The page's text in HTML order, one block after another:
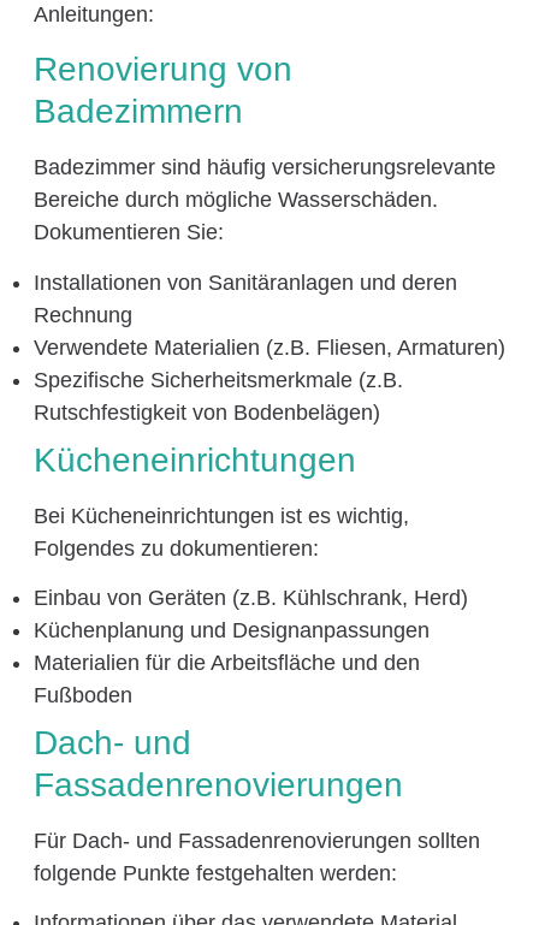
Anleitungen:
Renovierung von
Badezimmern
Badezimmer sind häufig versicherungsrelevante
Bereiche durch mögliche Wasserschäden.
Dokumentieren Sie:
Installationen von Sanitäranlagen und deren
Rechnung
Verwendete Materialien (z.B. Fliesen, Armaturen)
Spezifische Sicherheitsmerkmale (z.B.
Rutschfestigkeit von Bodenbelägen)
Kücheneinrichtungen
Bei Kücheneinrichtungen ist es wichtig,
Folgendes zu dokumentieren:
Einbau von Geräten (z.B. Kühlschrank, Herd)
Küchenplanung und Designanpassungen
Materialien für die Arbeitsfläche und den
Fußboden
Dach- und
Fassadenrenovierungen
Für Dach- und Fassadenrenovierungen sollten
folgende Punkte festgehalten werden: